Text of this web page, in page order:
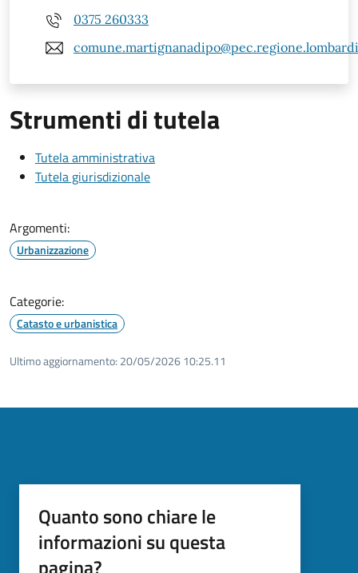
0375 260333
Strumenti di tutela
Tutela amministrativa
Tutela giurisdizionale
Argomenti:
Urbanizzazione
Categorie:
Catasto e urbanistica
Ultimo aggiornamento: 20/05/2026 10:25.11
Quanto sono chiare le
informazioni su questa
pagina?